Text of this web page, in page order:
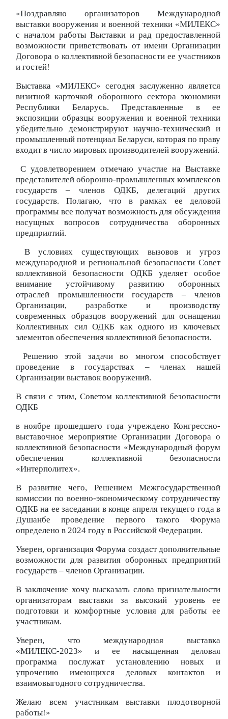
«Поздравляю организаторов Международной
выставки вооружения и военной техники «МИЛЕКС»
с началом работы Выставки и рад предоставленной
возможности приветствовать от имени Организации
Договора о коллективной безопасности ее участников
и гостей!
Выставка «МИЛЕКС» сегодня заслуженно является
визитной карточкой оборонного сектора экономики
Республики Беларусь. Представленные в ее
экспозиции образцы вооружения и военной техники
убедительно демонстрируют научно-технический и
промышленный потенциал Беларуси, которая по праву
входит в число мировых производителей вооружений.
С удовлетворением отмечаю участие на Выставке
представителей оборонно-промышленных комплексов
государств – членов ОДКБ, делегаций других
государств. Полагаю, что в рамках ее деловой
программы все получат возможность для обсуждения
насущных вопросов сотрудничества оборонных
предприятий.
В условиях существующих вызовов и угроз
международной и региональной безопасности Совет
коллективной безопасности ОДКБ уделяет особое
внимание устойчивому развитию оборонных
отраслей промышленности государств – членов
Организации, разработке и производству
современных образцов вооружений для оснащения
Коллективных сил ОДКБ как одного из ключевых
элементов обеспечения коллективной безопасности.
Решению этой задачи во многом способствует
проведение в государствах – членах нашей
Организации выставок вооружений.
В связи с этим, Советом коллективной безопасности
ОДКБ
в ноябре прошедшего года учреждено Конгрессно-
выставочное мероприятие Организации Договора о
коллективной безопасности «Международный форум
обеспечения коллективной безопасности
«Интерполитех».
В развитие чего, Решением Межгосударственной
комиссии по военно-экономическому сотрудничеству
ОДКБ на ее заседании в конце апреля текущего года в
Душанбе проведение первого такого Форума
определено в 2024 году в Российской Федерации.
Уверен, организация Форума создаст дополнительные
возможности для развития оборонных предприятий
государств – членов Организации.
В заключение хочу высказать слова признательности
организаторам выставки за высокий уровень ее
подготовки и комфортные условия для работы ее
участникам.
Уверен, что международная выставка
«МИЛЕКС-2023» и ее насыщенная деловая
программа послужат установлению новых и
упрочению имеющихся деловых контактов и
взаимовыгодного сотрудничества.
Желаю всем участникам выставки плодотворной
работы!»